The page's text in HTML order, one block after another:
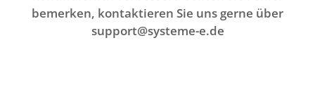
bemerken, kontaktieren Sie uns gerne über
support@systeme-e.de
Kirche und Finanzen
Evangelische Kirche
Lutherische Kirche
Gegen Gewalt
Impressum